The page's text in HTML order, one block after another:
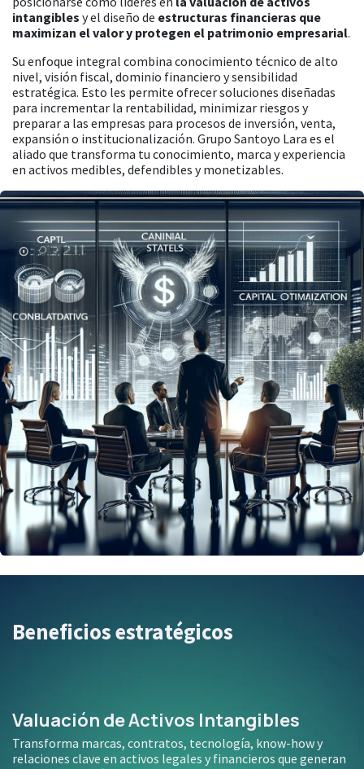
intangibles y el diseño de estructuras financieras que
maximizan el valor y protegen el patrimonio empresarial.
Su enfoque integral combina conocimiento técnico de alto
nivel, visión fiscal, dominio financiero y sensibilidad
estratégica. Esto les permite ofrecer soluciones diseñadas
para incrementar la rentabilidad, minimizar riesgos y
preparar a las empresas para procesos de inversión, venta,
expansión o institucionalización. Grupo Santoyo Lara es el
aliado que transforma tu conocimiento, marca y experiencia
en activos medibles, defendibles y monetizables.
Beneficios estratégicos
Valuación de Activos Intangibles
Transforma marcas, contratos, tecnología, know-how y
relaciones clave en activos legales y financieros que generan